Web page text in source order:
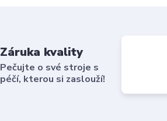
Záruka kvality
Pečujte o své stroje s
péčí, kterou si zaslouží!